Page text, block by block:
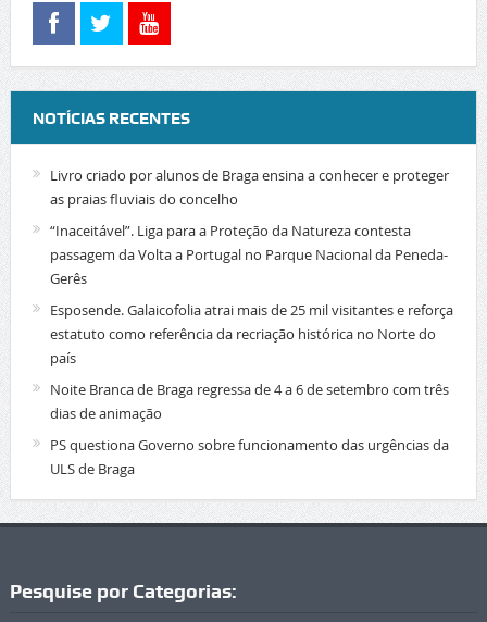
NOTÍCIAS RECENTES
Livro criado por alunos de Braga ensina a conhecer e proteger
as praias fluviais do concelho
“Inaceitável”. Liga para a Proteção da Natureza contesta
passagem da Volta a Portugal no Parque Nacional da Peneda-
Gerês
Esposende. Galaicofolia atrai mais de 25 mil visitantes e reforça
estatuto como referência da recriação histórica no Norte do
país
Noite Branca de Braga regressa de 4 a 6 de setembro com três
dias de animação
PS questiona Governo sobre funcionamento das urgências da
ULS de Braga
Pesquise por Categorias: